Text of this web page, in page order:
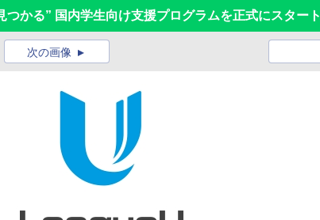
つかる” 国内学生向け支援プログラムを正式にスタート
次の画像